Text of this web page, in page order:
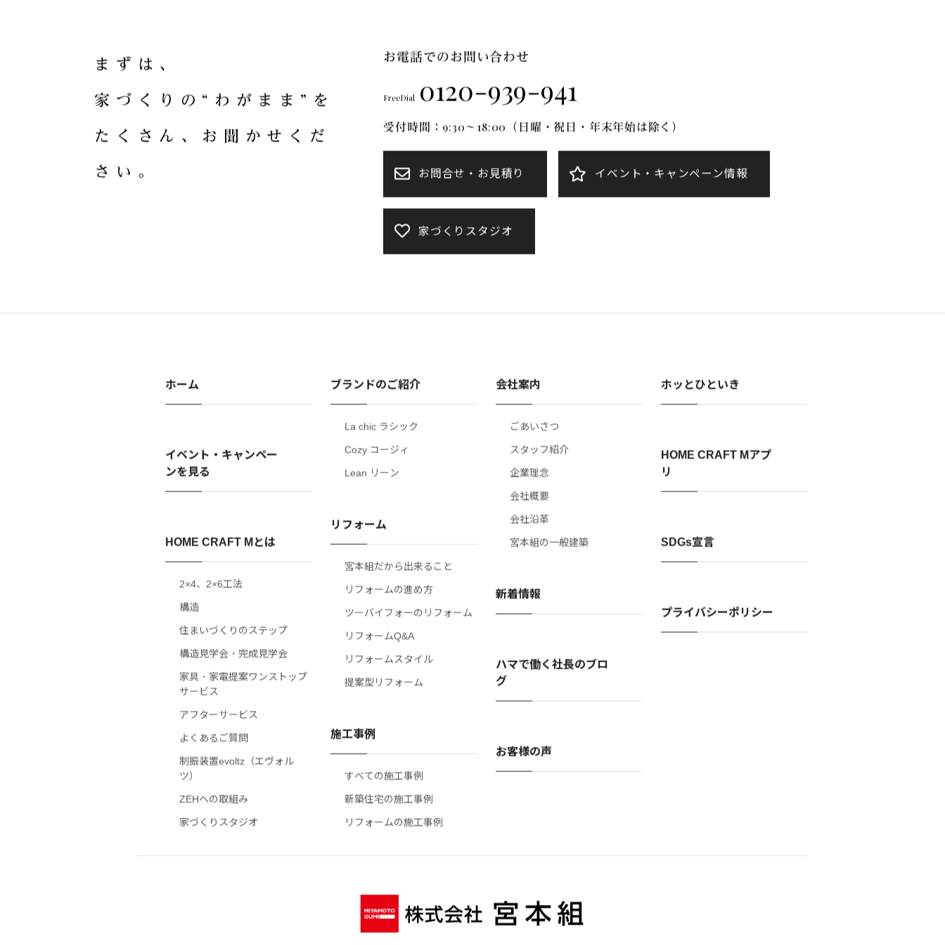
ま ず は 、
家 づ く り の “ わ が ま ま ” を
た く さ ん 、 お 聞 か せ く だ
さ い 。
お電話でのお問い合わせ
FreeDial 0120-939-941
受付時間：9:30～18:00（日曜・祝日・年末年始は除く）
お問合せ・お見積り イベント・キャンペーン情報
家づくりスタジオ
ホーム
イベント・キャンペー
ンを見る
HOME CRAFT Mとは
2×4、2×6工法
構造
住まいづくりのステップ
構造見学会・完成見学会
家具・家電提案ワンストップ
サービス
アフターサービス
よくあるご質問
制振装置evoltz（エヴォル
ツ）
ZEHへの取組み
家づくりスタジオ
ブランドのご紹介
La chic ラシック
Cozy コージィ
Lean リーン
リフォーム
宮本組だから出来ること
リフォームの進め方
ツーバイフォーのリフォーム
リフォームQ&A
リフォームスタイル
提案型リフォーム
施工事例
すべての施工事例
新築住宅の施工事例
リフォームの施工事例
会社案内
ごあいさつ
スタッフ紹介
企業理念
会社概要
会社沿革
宮本組の一般建築
新着情報
ハマで働く社長のブロ
グ
お客様の声
ホッとひといき
HOME CRAFT Mアプ
リ
SDGs宣言
プライバシーポリシー